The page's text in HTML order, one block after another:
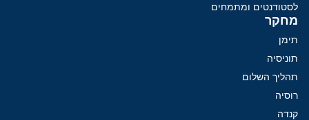
לסטודנטים ומתמחים
מחקר
תימן
תוניסיה
תהליך השלום
רוסיה
קנדה